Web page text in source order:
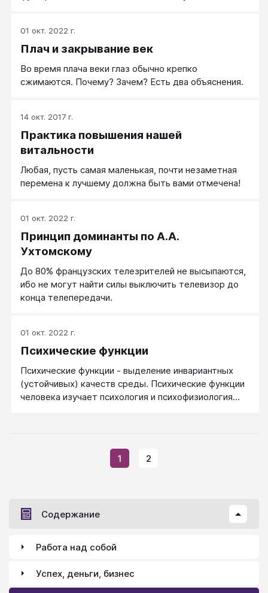
собранности нет, эмоциональность на нуле.
01 окт. 2022 г.
Плач и закрывание век
Во время плача веки глаз обычно крепко
сжимаются. Почему? Зачем? Есть два объяснения.
14 окт. 2017 г.
Практика повышения нашей
витальности
Любая, пусть самая маленькая, почти незаметная
перемена к лучшему должна быть вами отмечена!
01 окт. 2022 г.
Принцип доминанты по А.А.
Ухтомскому
До 80% французских телезрителей не высыпаются,
ибо не могут найти силы выключить телевизор до
конца телепередачи.
01 окт. 2022 г.
Психические функции
Психические функции - выделение инвариантных
(устойчивых) качеств среды. Психические функции
человека изучает психология и психофизиология
априори, безо всяких оснований только из своего
опыта и наблюдений.
1 2
Содержание
Работа над собой
Успех, деньги, бизнес